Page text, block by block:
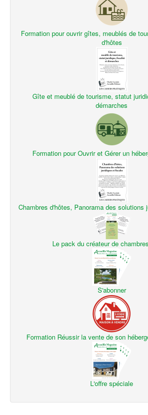
Formation pour ouvrir gîtes, meublés de
d'hôtes
Gîte et meublé de tourisme, statut
démarches
Formation pour Ouvrir et Gérer un
Chambres d'hôtes, Panorama des solutions
Le pack du créateur de
S'abonner
Formation Réussir la vente de son
L'offre spéciale